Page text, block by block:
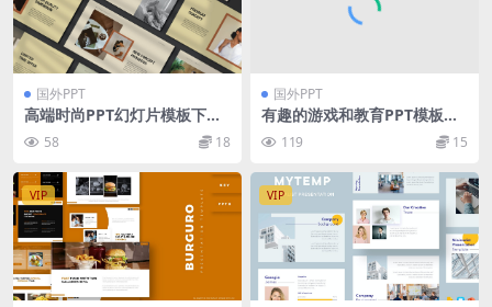
国外PPT
高端时尚PPT幻灯片模板下载
Ardath Powerpoint Templa
te 58 18
国外PPT
有趣的游戏和教育PPT模板
（PPTX）
119 15
VIP VIP